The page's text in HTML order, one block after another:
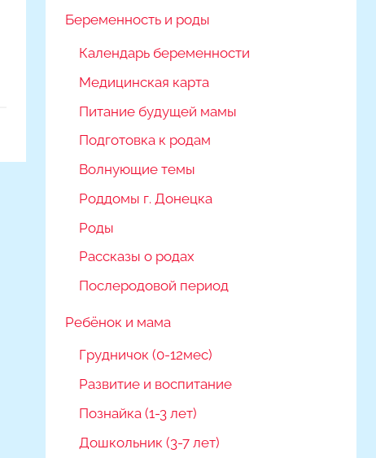
Беременность и роды
Календарь беременности
Медицинская карта
Питание будущей мамы
Подготовка к родам
Волнующие темы
Роддомы г. Донецка
Роды
Рассказы о родах
Послеродовой период
Ребёнок и мама
Грудничок (0-12мес)
Развитие и воспитание
Познайка (1-3 лет)
Дошкольник (3-7 лет)